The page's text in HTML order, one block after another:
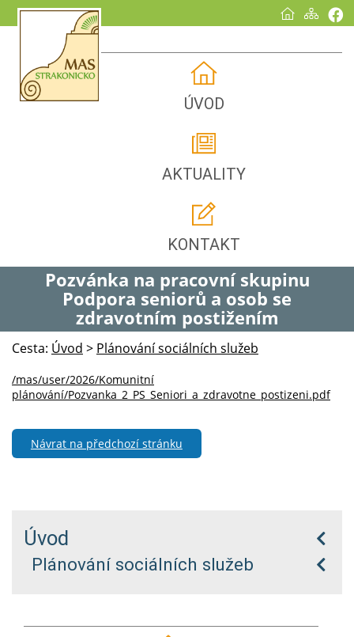
ÚVOD
AKTUALITY
KONTAKT
Pozvánka na pracovní skupinu
Podpora seniorů a osob se
zdravotním postižením
Cesta: Úvod > Plánování sociálních služeb
/mas/user/2026/Komunitní
plánování/Pozvanka_2_PS_Seniori_a_zdravotne_postizeni.pdf
Návrat na předchozí stránku
Úvod
Plánování sociálních služeb